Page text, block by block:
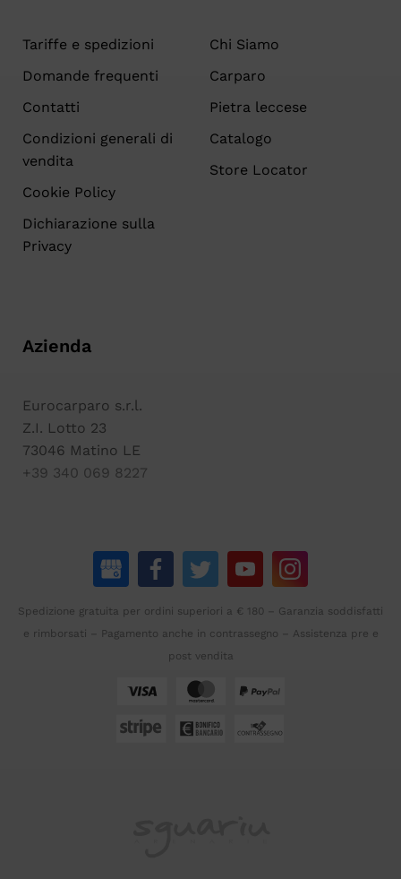
Tariffe e spedizioni
Domande frequenti
Contatti
Condizioni generali di
vendita
Cookie Policy
Dichiarazione sulla
Privacy
Chi Siamo
Carparo
Pietra leccese
Catalogo
Store Locator
Azienda
Eurocarparo s.r.l.
Z.I. Lotto 23
73046 Matino LE
+39 340 069 8227
Spedizione gratuita per ordini superiori a € 180 – Garanzia soddisfatti
e rimborsati – Pagamento anche in contrassegno – Assistenza pre e
post vendita